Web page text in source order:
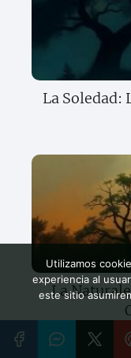
La Soledad:
La
Utilizamos
experiencia al
este sitio